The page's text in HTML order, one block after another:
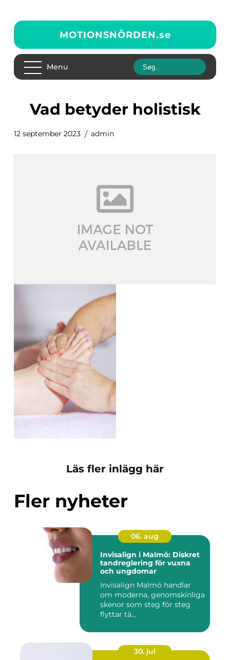
MOTIONSNÖRDEN.se
Menu
vad betyder holistisk
12 september 2023 admin
Läs fler inlägg här
Fler nyheter
06. aug
Invisalign i Malmö: Diskret
tandreglering för vuxna
och ungdomar
Invisalign Malmö handlar
om moderna, genomskinliga
skenor som steg för steg
flyttar tä...
30. jul